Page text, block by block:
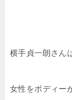
横手貞一朗さん
女性をボディー